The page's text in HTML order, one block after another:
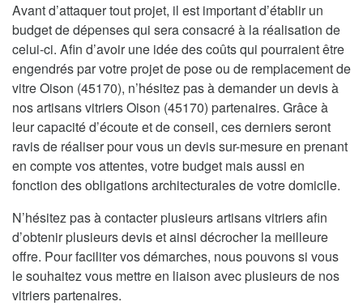
Avant d’attaquer tout projet, il est important d’établir un
budget de dépenses qui sera consacré à la réalisation de
celui-ci. Afin d’avoir une idée des coûts qui pourraient être
engendrés par votre projet de pose ou de remplacement de
vitre Oison (45170), n’hésitez pas à demander un devis à
nos artisans vitriers Oison (45170) partenaires. Grâce à
leur capacité d’écoute et de conseil, ces derniers seront
ravis de réaliser pour vous un devis sur-mesure en prenant
en compte vos attentes, votre budget mais aussi en
fonction des obligations architecturales de votre domicile.
N’hésitez pas à contacter plusieurs artisans vitriers afin
d’obtenir plusieurs devis et ainsi décrocher la meilleure
offre. Pour faciliter vos démarches, nous pouvons si vous
le souhaitez vous mettre en liaison avec plusieurs de nos
vitriers partenaires.